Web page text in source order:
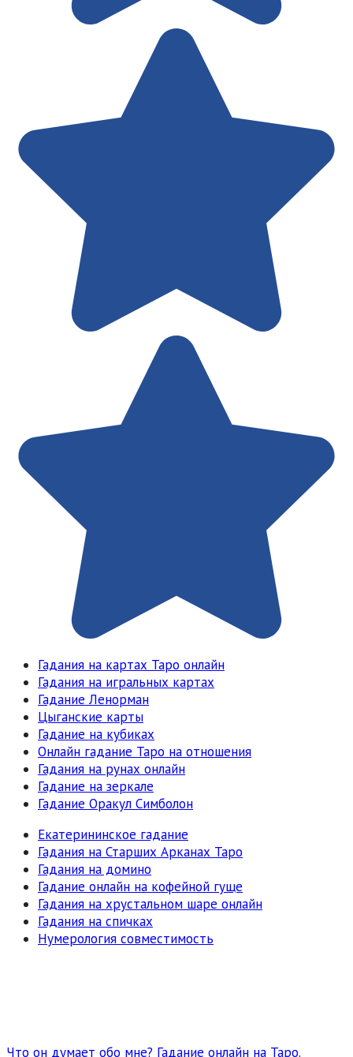
Гадания на картах Таро онлайн
Гадания на игральных картах
Гадание Ленорман
Цыганские карты
Гадание на кубиках
Онлайн гадание Таро на отношения
Гадания на рунах онлайн
Гадание на зеркале
Гадание Оракул Симболон
Екатерининское гадание
Гадания на Старших Арканах Таро
Гадания на домино
Гадание онлайн на кофейной гуще
Гадания на хрустальном шаре онлайн
Гадания на спичках
Нумерология совместимость
Что он думает обо мне? Гадание онлайн на Таро.